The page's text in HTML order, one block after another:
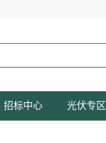
招标中心 光伏专区